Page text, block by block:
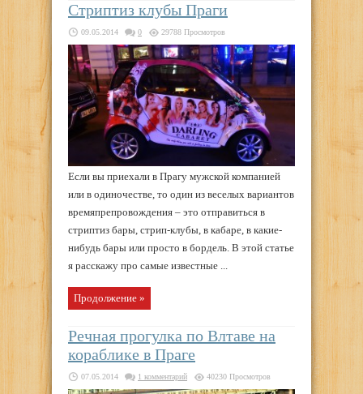
Стриптиз клубы Праги
09.05.2014 0 29788 Просмотров
Если вы приехали в Прагу мужской компанией
или в одиночестве, то один из веселых вариантов
времяпрепровождения – это отправиться в
стриптиз бары, стрип-клубы, в кабаре, в какие-
нибудь бары или просто в бордель. В этой статье
я расскажу про самые известные ...
Продолжение »
Речная прогулка по Влтаве на
кораблике в Праге
07.05.2014 1 комментарий 40230 Просмотров